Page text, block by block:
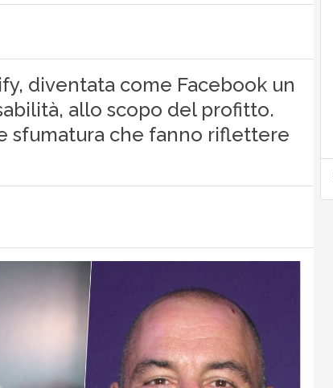
diventata come Facebook un
allo scopo del profitto.
sfumatura che fanno riflettere